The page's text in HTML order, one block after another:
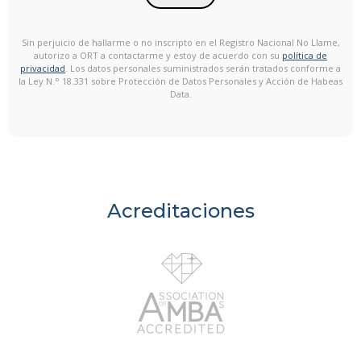
Sin perjuicio de hallarme o no inscripto en el Registro Nacional No Llame,
autorizo a ORT a contactarme y estoy de acuerdo con su política de
privacidad. Los datos personales suministrados serán tratados conforme a
la Ley N.° 18.331 sobre Protección de Datos Personales y Acción de Habeas
Data.
Acreditaciones